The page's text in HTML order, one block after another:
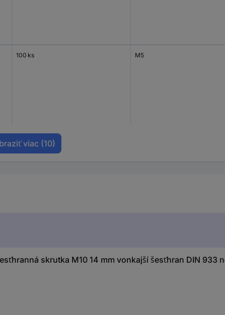
100 ks M5
viac (10)
skrutka M10 14 mm vonkajší šesťhran DIN 933